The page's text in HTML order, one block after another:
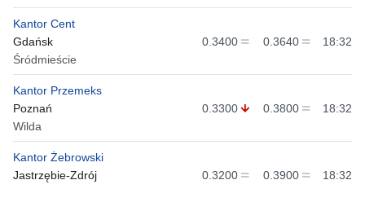
Kantor Cent
Gdańsk
Śródmieście
0.3400 0.3640 18:32
Kantor Przemeks
Poznań
Wilda
0.3300 0.3800 18:32
Kantor Żebrowski
Jastrzębie-Zdrój
0.3200 0.3900 18:32